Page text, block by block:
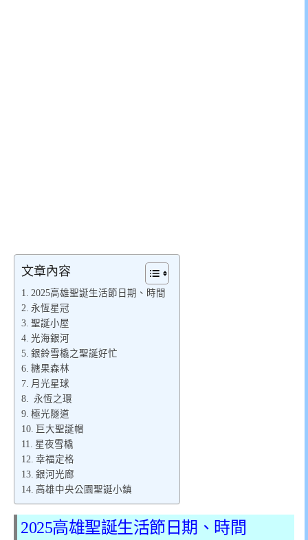
文章內容
2025高雄聖誕生活節日期、時間
永恆星冠
聖誕小屋
光海銀河
銀鈴雪橇之聖誕好忙
糖果森林
月光星球
永恆之環
極光隧道
巨大聖誕帽
星夜雪橇
幸福定格
銀河光廊
高雄中央公園聖誕小鎮
2025高雄聖誕生活節日期、時間